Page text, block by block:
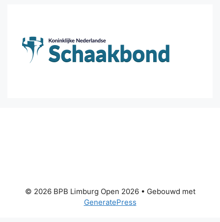
© 2026 BPB Limburg Open 2026• Gebouwd met
GeneratePress